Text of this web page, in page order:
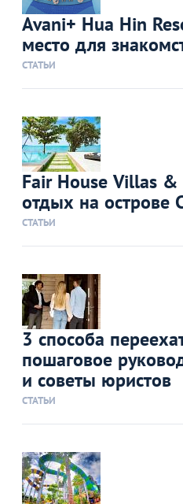
Avani+ Hua Hin
место для
СТАТЬИ
Fair House Villas &
отдых на острове
СТАТЬИ
3 способа
пошаговое
и советы юристов
СТАТЬИ